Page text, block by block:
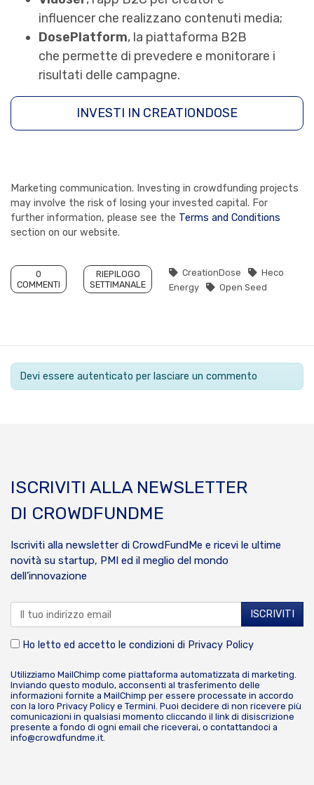
influencer che realizzano contenuti media;
DosePlatform, la piattaforma B2B
che permette di prevedere e monitorare i
risultati delle campagne.
INVESTI IN CREATIONDOSE
Marketing communication. Investing in crowdfunding projects
may involve the risk of losing your invested capital. For
further information, please see the Terms and Conditions
section on our website.
0
COMMENTI
RIEPILOGO
SETTIMANALE
CreationDose
Heco
Energy
Open Seed
Devi essere autenticato per lasciare un commento
ISCRIVITI ALLA NEWSLETTER
DI CROWDFUNDME
Iscriviti alla newsletter di CrowdFundMe e ricevi le ultime
novità su startup, PMI ed il meglio del mondo
dell’innovazione
Ho letto ed accetto le condizioni di Privacy Policy
Utilizziamo MailChimp come piattaforma automatizzata di marketing.
Inviando questo modulo, acconsenti al trasferimento delle
informazioni fornite a MailChimp per essere processate in accordo
con la loro Privacy Policy e Termini . Puoi decidere di non ricevere più
comunicazioni in qualsiasi momento cliccando il link di disiscrizione
presente a fondo di ogni email che riceverai, o contattandoci a
info@crowdfundme.it